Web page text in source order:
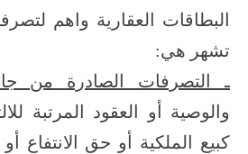
البطاقات العقارية واهم
تشهر هي:
ـ التصرفات الصادرة من
والوصية أو العقود المرتبة
كبيع الملكية أو حق الانتفاع